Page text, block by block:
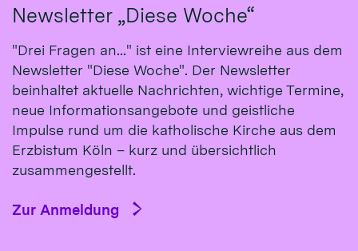
Newsletter „Diese Woche“
"Drei Fragen an..." ist eine Interviewreihe aus dem
Newsletter "Diese Woche". Der Newsletter
beinhaltet aktuelle Nachrichten, wichtige Termine,
neue Informationsangebote und geistliche
Impulse rund um die katholische Kirche aus dem
Erzbistum Köln – kurz und übersichtlich
zusammengestellt.
Zur Anmeldung